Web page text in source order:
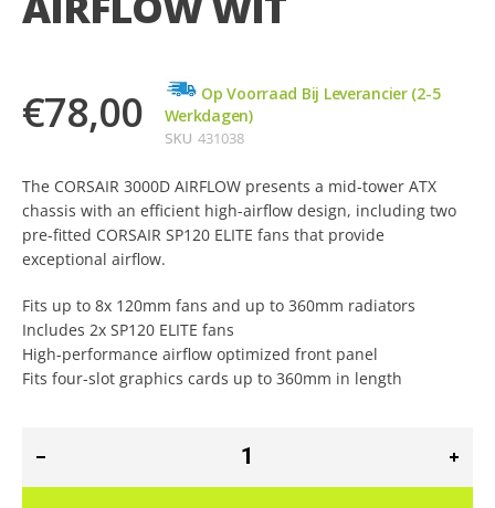
afbeeldingen-
€78,00
Op Voorraad Bij Leverancier (2-5
Werkdagen)
SKU 431038
The CORSAIR 3000D AIRFLOW presents a mid-tower ATX
chassis with an efficient high-airflow design, including two
pre-fitted CORSAIR SP120 ELITE fans that provide
exceptional airflow.
Fits up to 8x 120mm fans and up to 360mm radiators
Includes 2x SP120 ELITE fans
High-performance airflow optimized front panel
Fits four-slot graphics cards up to 360mm in length